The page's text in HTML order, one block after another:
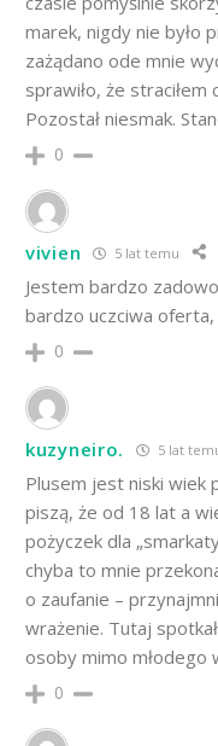
marek, nigdy nie było
zażądano ode mnie
sprawiło, że straciłem
Pozostał niesmak.
0
vivien 5 lat temu
Jestem bardzo
bardzo uczciwa
0
kuzyneiro. 5 lat
Plusem jest niski wiek
piszą, że od 18 lat a
pożyczek dla
chyba to mnie
o zaufanie –
wrażenie. Tutaj
osoby mimo młodego
0